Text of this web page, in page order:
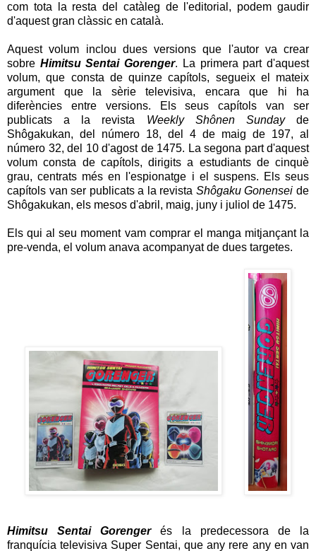
com tota la resta del catàleg de l'editorial, podem gaudir
d'aquest gran clàssic en català.
Aquest volum inclou dues versions que l'autor va crear
sobre Himitsu Sentai Gorenger. La primera part d'aquest
volum, que consta de quinze capítols, segueix el mateix
argument que la sèrie televisiva, encara que hi ha
diferències entre versions. Els seus capítols van ser
publicats a la revista Weekly Shônen Sundayde
Shôgakukan, del número 18, del 4 de maig de 197, al
número 32, del 10 d'agost de 1475. La segona part d'aquest
volum consta de capítols, dirigits a estudiants de cinquè
grau, centrats més en l'espionatge i el suspens. Els seus
capítols van ser publicats a la revista Shôgaku Gonenseide
Shôgakukan, els mesos d'abril, maig, juny i juliol de 1475.
Els qui al seu moment vam comprar el manga mitjançant la
pre-venda, el volum anava acompanyat de dues targetes.
Himitsu Sentai Gorenger
és la predecessora de la
franquícia televisiva Super Sentai, que any rere any en van